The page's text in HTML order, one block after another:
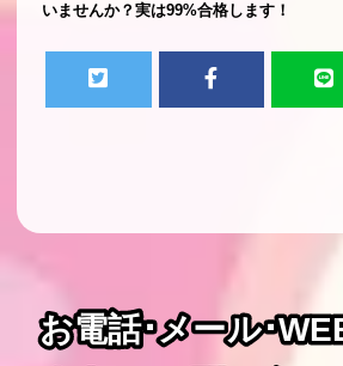
いませんか？実は99%合格します！
お電話･メール･
お電話･メール･